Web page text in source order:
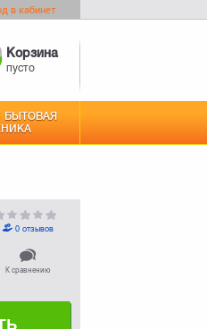
в кабинет
Корзина
пусто
БЫТОВАЯ
0 отзывов
К сравнению